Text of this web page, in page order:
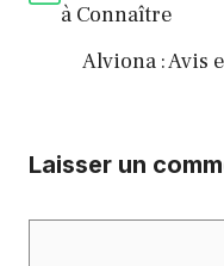
à Connaître
Alviona : Avis
Laisser un